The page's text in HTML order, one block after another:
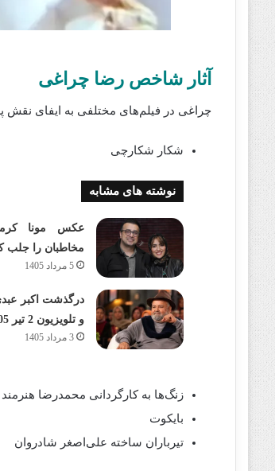
آثار شاخص رضا چراغی
چراغی در فیلم‌های مختلفی به ایفای نقش
شکار شکارچی
نوشته های مشابه
عکس مونا
مخاطبان را جلب
5 مرداد 1405
درگذشت اکبر
و تلویزیون 2 تیر 1405 + علت فوت
3 مرداد 1405
زنگ‌ها به کارگردانی محمدرضا هنرمند
بایکوت
تیرباران ساخته علی‌اصغر شادروان